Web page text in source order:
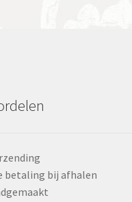
betaling bij afhalen